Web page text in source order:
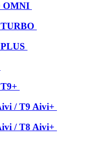
OMNI
/ T9 Aivi+
/ T8 Aivi+